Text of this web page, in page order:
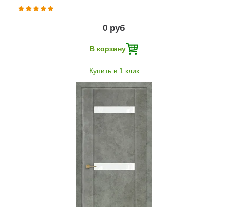
0 руб
В корзину
Купить в 1 клик
Быстрый просмотр